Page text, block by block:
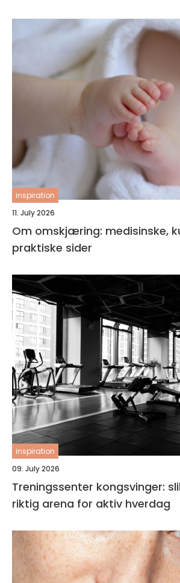
inspiration
11. July 2026
Om omskjæring: medisinske,
praktiske sider
inspiration
09. July 2026
Treningssenter kongsvinger:
riktig arena for aktiv hverdag